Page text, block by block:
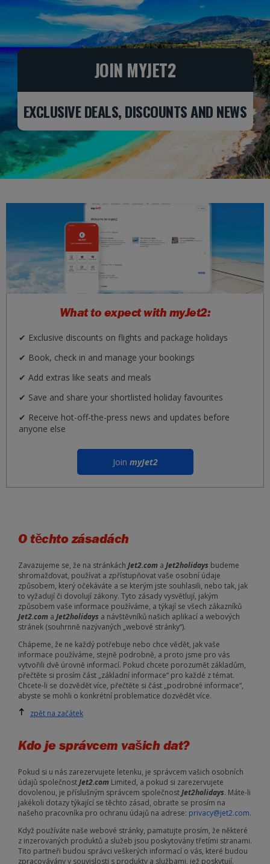
JOIN MYJET2
EXCLUSIVE DEALS, DISCOUNTS AND NEWS
What to expect with myJet2:
✔ Exclusive discounts on flights and package holidays
✔ Book, check in and manage your bookings
✔ Add extras like seats and meals
✔ Save and share your shortlisted holiday favourites
✔ Receive hot-off-the-press news and updates before
anyone else
Join myJet2
O těchto zásadách
Zavazujeme se, že na stránkách Jet2.com a Jet2holidays budeme
shromažďovat, používat a zpřístupňovat vaše osobní údaje
způsobem, který očekáváte a se kterým jste souhlasili, nebo tak, jak
to vyžadují či dovolují zákony. Tyto zásady vysvětlují, jakým
způsobem vaše informace používáme, a týkají se všech zákazníků
Jet2.com a Jet2holidays a návštěvníků našich aplikací a webových
stránek (souhrnně nazývaných „webové stránky“).
Chápeme, že ne každý potřebuje nebo chce vědět, jak vaše
informace používáme, stejně podrobně, a proto jsme pro vás
vytvořili dvě úrovně informací. Pokud chcete porozumět základům,
přečtěte si prosím část „základní informace“ pro každé z témat.
Chcete-li se dozvědět více, přečtěte si část „podrobné informace“,
abyste se mohli o konkrétní problematice dozvědět více.
zpět na začátek
Kdo je správcem vašich dat?
Pokud si u nás zarezervujete letenku, je správcem vašich osobních
údajů společnostJet2.com Limited, a pokud si zarezervujete
dovolenou, je příslušným správcem společnostJet2holidays. Máte-li
jakékoli dotazy týkající se těchto zásad, obraťte se prosím na
našeho pracovníka pro ochranu údajů na adrese: privacy@jet2.com.
Když používáte naše webové stránky, pamatujte prosím, že některé
z inzerovaných produktů a služeb jsou poskytovány třetími stranami.
Tito partneři budou správci veškerých informací o vás, které budou
zpracovávány v souvislosti s produkty a službami, jež poskytují.